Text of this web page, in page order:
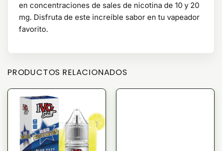
en concentraciones de sales de nicotina de 10 y 20
mg. Disfruta de este increíble sabor en tu vapeador
favorito.
PRODUCTOS RELACIONADOS